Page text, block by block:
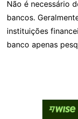
Não é necessário
bancos.
instituições
banco apenas